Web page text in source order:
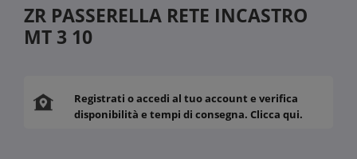
ZR PASSERELLA RETE INCASTRO
MT 3 10
Registrati o accedi al tuo account e verifica
disponibilità e tempi di consegna. Clicca qui.